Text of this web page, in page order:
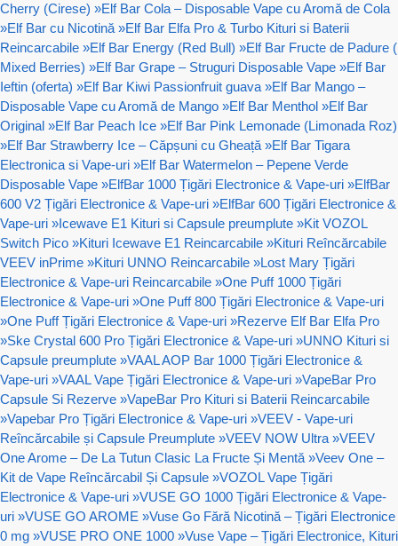
Cherry (Cirese) »Elf Bar Cola – Disposable Vape cu Aromă de Cola
»Elf Bar cu Nicotină »Elf Bar Elfa Pro & Turbo Kituri si Baterii
Reincarcabile »Elf Bar Energy (Red Bull) »Elf Bar Fructe de Padure (
Mixed Berries) »Elf Bar Grape – Struguri Disposable Vape »Elf Bar
Ieftin (oferta) »Elf Bar Kiwi Passionfruit guava »Elf Bar Mango –
Disposable Vape cu Aromă de Mango »Elf Bar Menthol »Elf Bar
Original »Elf Bar Peach Ice »Elf Bar Pink Lemonade (Limonada Roz)
»Elf Bar Strawberry Ice – Căpșuni cu Gheață »Elf Bar Tigara
Electronica si Vape-uri »Elf Bar Watermelon – Pepene Verde
Disposable Vape »ElfBar 1000 Țigări Electronice & Vape-uri »ElfBar
600 V2 Țigări Electronice & Vape-uri »ElfBar 600 Țigări Electronice &
Vape-uri »Icewave E1 Kituri si Capsule preumplute »Kit VOZOL
Switch Pico »Kituri Icewave E1 Reincarcabile »Kituri Reîncărcabile
VEEV inPrime »Kituri UNNO Reincarcabile »Lost Mary Țigări
Electronice & Vape-uri Reincarcabile »One Puff 1000 Țigări
Electronice & Vape-uri »One Puff 800 Țigări Electronice & Vape-uri
»One Puff Țigări Electronice & Vape-uri »Rezerve Elf Bar Elfa Pro
»Ske Crystal 600 Pro Țigări Electronice & Vape-uri »UNNO Kituri si
Capsule preumplute »VAAL AOP Bar 1000 Țigări Electronice &
Vape-uri »VAAL Vape Țigări Electronice & Vape-uri »VapeBar Pro
Capsule Si Rezerve »VapeBar Pro Kituri si Baterii Reincarcabile
»Vapebar Pro Țigări Electronice & Vape-uri »VEEV - Vape-uri
Reîncărcabile și Capsule Preumplute »VEEV NOW Ultra »VEEV
One Arome – De La Tutun Clasic La Fructe Și Mentă »Veev One –
Kit de Vape Reîncărcabil Și Capsule »VOZOL Vape Țigări
Electronice & Vape-uri »VUSE GO 1000 Țigări Electronice & Vape-
uri »VUSE GO AROME »Vuse Go Fără Nicotină – Țigări Electronice
0 mg »VUSE PRO ONE 1000 »Vuse Vape – Țigări Electronice, Kituri